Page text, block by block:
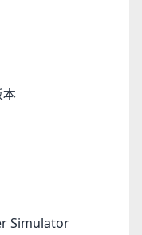
机版本
Simulator